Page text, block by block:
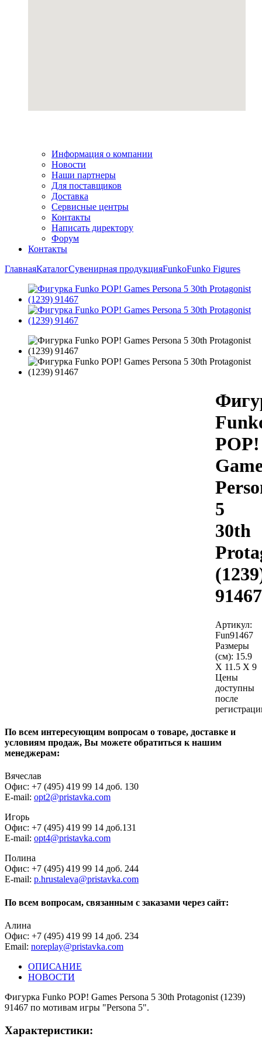
Информация о компании
Новости
Наши партнеры
Для поставщиков
Доставка
Сервисные центры
Контакты
Написать директору
Форум
Контакты
ГлавнаяКаталогСувенирная продукцияFunkoFunko Figures
POP!
5
30th
91467
Артикул:
Fun91467
Размеры
(см): 15.9
X 11.5 X 9
Цены
доступны
после
По всем интересующим вопросам о товаре, доставке и
условиям продаж, Вы можете обратиться к нашим
менеджерам:
Вячеслав
Офис: +7 (495) 419 99 14 доб. 130
E-mail: opt2@pristavka.com
Игорь
Офис: +7 (495) 419 99 14 доб.131
E-mail: opt4@pristavka.com
Полина
Офис: +7 (495) 419 99 14 доб. 244
E-mail: p.hrustaleva@pristavka.com
По всем вопросам, связанным с заказами через сайт:
Алина
Офис: +7 (495) 419 99 14 доб. 234
Email: noreplay@pristavka.com
ОПИСАНИЕ
НОВОСТИ
Фигурка Funko POP! Games Persona 5 30th Protagonist (1239)
91467 по мотивам игры "Persona 5".
Характеристики: